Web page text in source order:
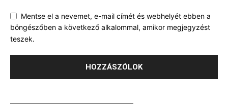
Mentse el a nevemet, e-mail címét és webhelyét ebben a
böngészőben a következő alkalommal, amikor megjegyzést
teszek.